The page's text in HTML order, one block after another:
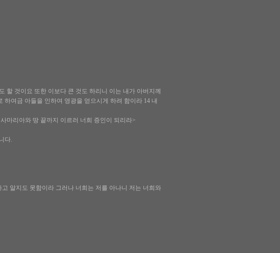
할 것이요 또한 이보다 큰 것도 하리니 이는 내가 아버지께
여금 아들을 인하여 영광을 얻으시게 하려 함이라 14 내
마리아와 땅 끝까지 이르러 너희 증인이 되리라>
다.
알지도 못함이라 그러나 너희는 저를 아나니 저는 너희와